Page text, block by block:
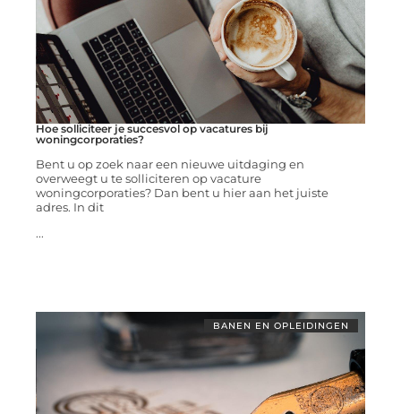
Hoe solliciteer je succesvol op vacatures bij
woningcorporaties?
Bent u op zoek naar een nieuwe uitdaging en
overweegt u te solliciteren op vacature
woningcorporaties? Dan bent u hier aan het juiste
adres. In dit
...
BANEN EN OPLEIDINGEN